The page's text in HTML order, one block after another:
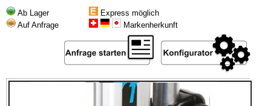
Ab Lager
Auf Anfrage
Express möglich
Markenherkunft